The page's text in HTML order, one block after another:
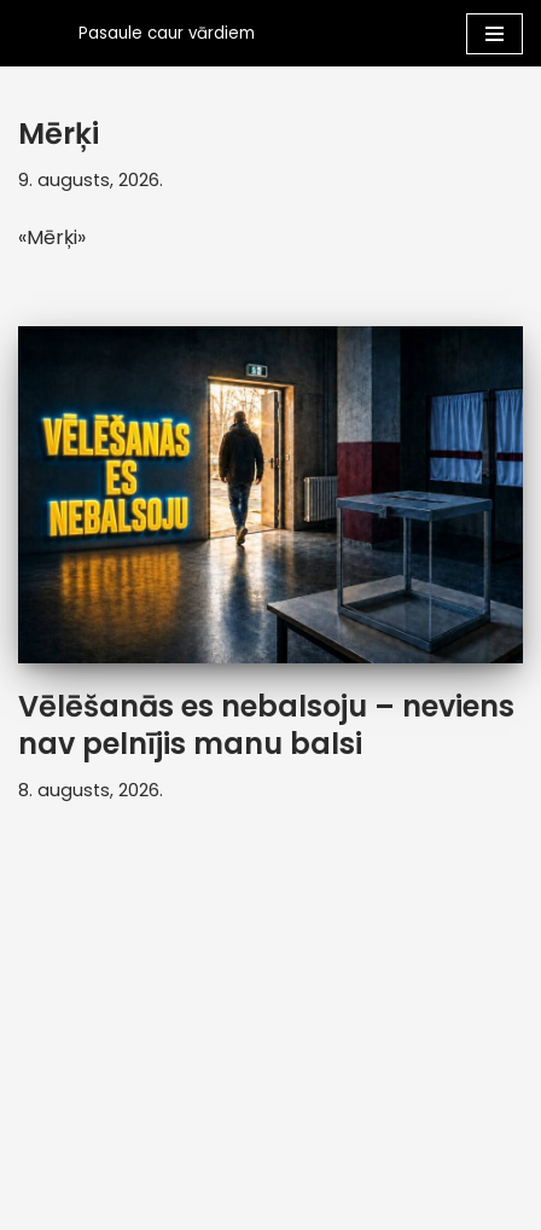
Skip
content
Pasaule caur vārdiem
Mērķi
9. augusts, 2026.
«Mērķi»
Vēlēšanās es nebalsoju – neviens
nav pelnījis manu balsi
8. augusts, 2026.